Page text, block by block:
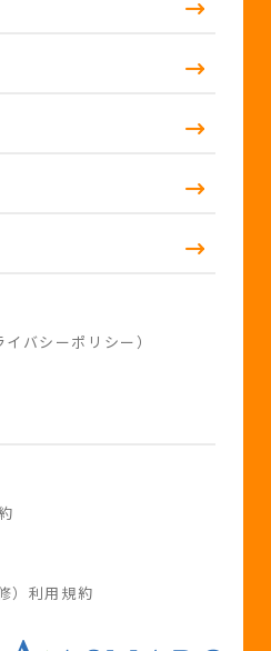
バシーポリシー）
）利用規約